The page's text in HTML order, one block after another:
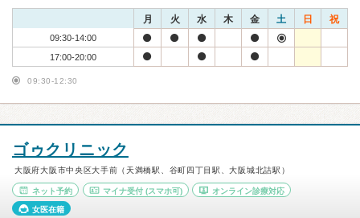
月 火 水 木 金 土 日 祝
09:30-14:00
17:00-20:00
09:30-12:30
ゴゥクリニック
大阪府大阪市中央区大手前（天満橋駅、谷町四丁目駅、大阪城北詰駅）
ネット予約 マイナ受付(スマホ可) オンライン診療対応
女医在籍